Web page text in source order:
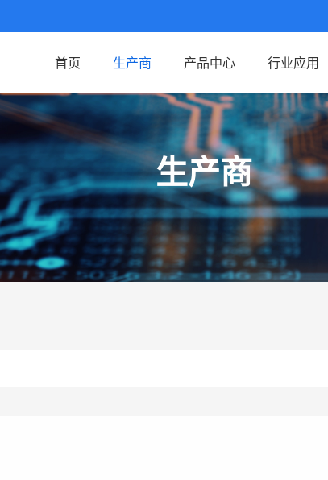
首页 生产商 产品中心 行业应用
生产商